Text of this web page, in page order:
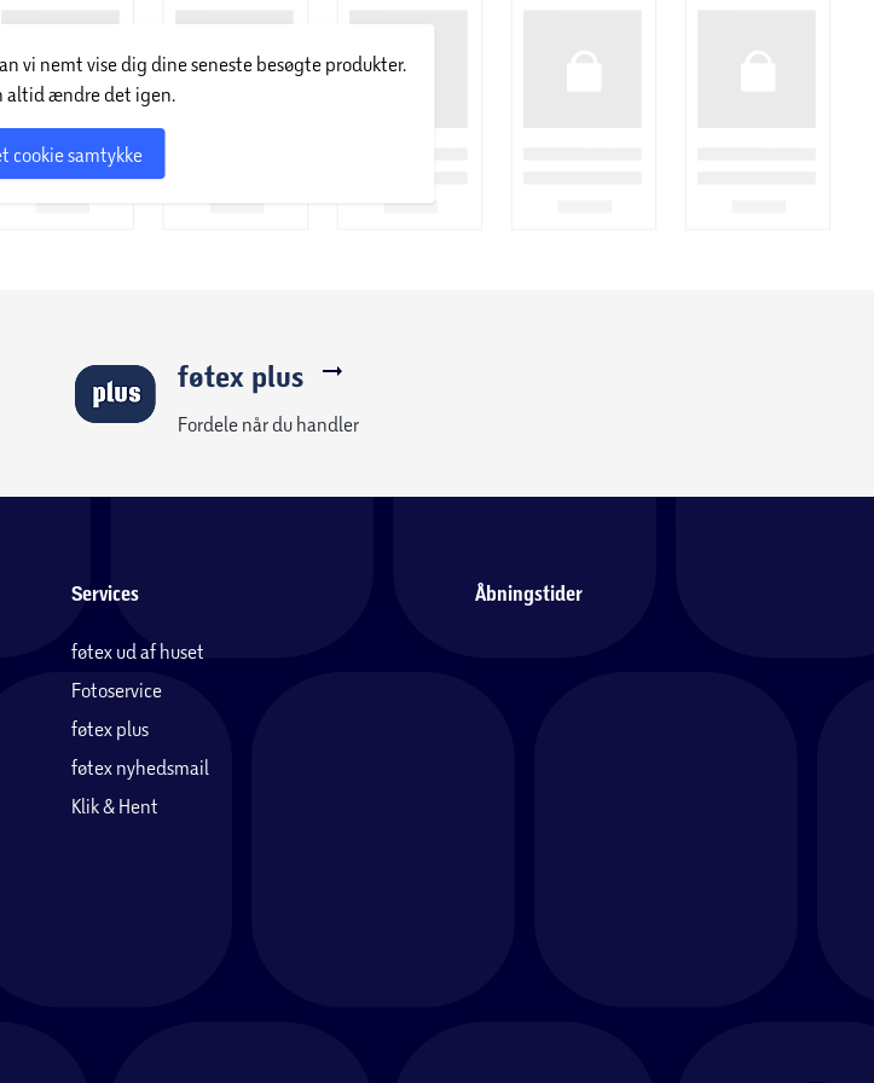
aktivitet.
rent hvidt lys.
flexbånd,
udendørs. Hvis
og systemet kan
uden for
vi nemt vise dig dine seneste besøgte produkter.
altid ændre det igen.
cookie samtykke
føtex plus
Fordele når du handler
Services
føtex ud af huset
Fotoservice
føtex plus
føtex nyhedsmail
Klik & Hent
Åbningstider